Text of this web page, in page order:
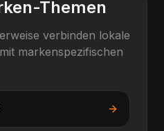
Themen
verbinden lokale
markenspezifischen